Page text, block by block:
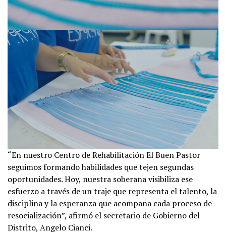
“En nuestro Centro de Rehabilitación El Buen Pastor
seguimos formando habilidades que tejen segundas
oportunidades. Hoy, nuestra soberana visibiliza ese
esfuerzo a través de un traje que representa el talento, la
disciplina y la esperanza que acompaña cada proceso de
resocialización”, afirmó el secretario de Gobierno del
Distrito, Angelo Cianci.